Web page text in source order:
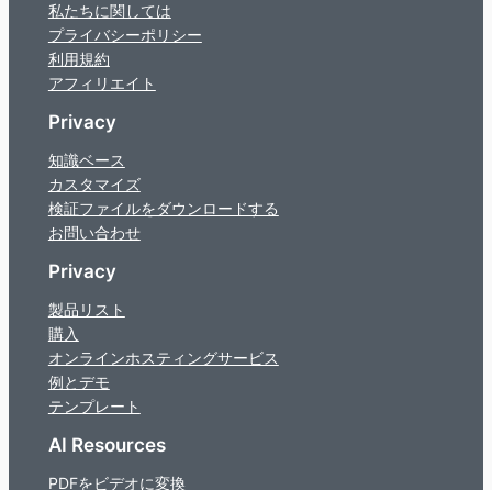
私たちに関しては
プライバシーポリシー
利用規約
アフィリエイト
Privacy
知識ベース
カスタマイズ
検証ファイルをダウンロードする
お問い合わせ
Privacy
製品リスト
購入
オンラインホスティングサービス
例とデモ
テンプレート
AI Resources
PDFをビデオに変換